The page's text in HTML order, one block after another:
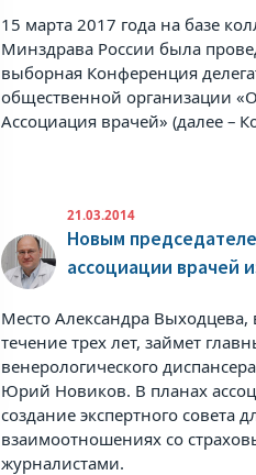
15 марта 2017 года на базе
Минздрава России была
выборная Конференция
общественной организации
Ассоциация врачей» (далее –
21.03.2014
Новым
ассоциации врачей
Место Александра Выходцева,
течение трех лет, займет
венерологического
Юрий Новиков. В планах
создание экспертного совета
взаимоотношениях со
журналистами.